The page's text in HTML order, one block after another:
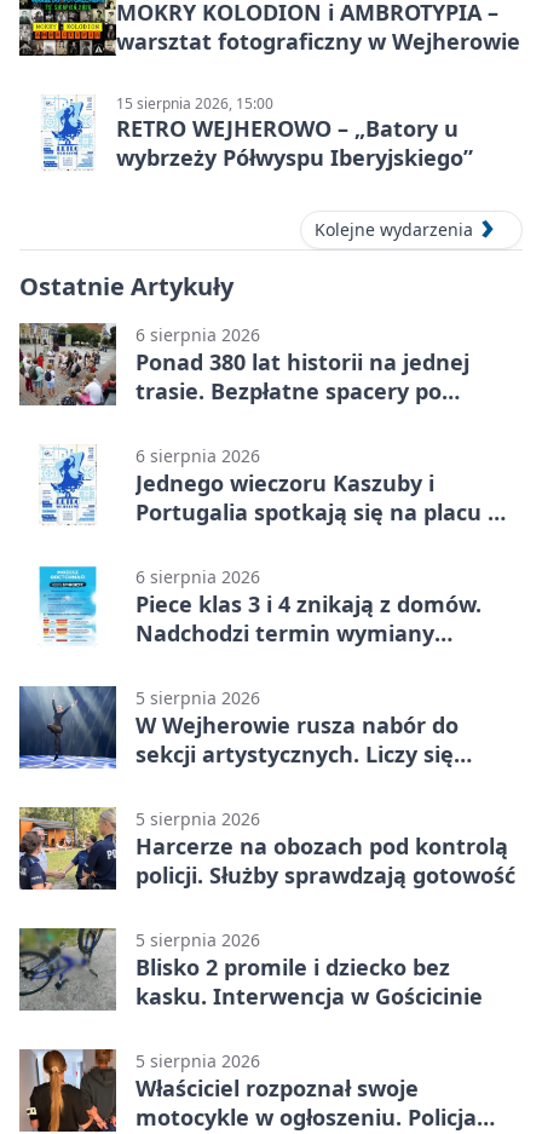
MOKRY KOLODION i AMBROTYPIA –
warsztat fotograficzny w Wejherowie
15 sierpnia 2026, 15:00
RETRO WEJHEROWO – „Batory u
wybrzeży Półwyspu Iberyjskiego”
Kolejne wydarzenia
Ostatnie Artykuły
6 sierpnia 2026
Ponad 380 lat historii na jednej
trasie. Bezpłatne spacery po
6 sierpnia 2026
Jednego wieczoru Kaszuby i
Portugalia spotkają się na placu w
6 sierpnia 2026
Piece klas 3 i 4 znikają z domów.
Nadchodzi termin wymiany
5 sierpnia 2026
W Wejherowie rusza nabór do
sekcji artystycznych. Liczy się
5 sierpnia 2026
Harcerze na obozach pod kontrolą
policji. Służby sprawdzają gotowość
5 sierpnia 2026
Blisko 2 promile i dziecko bez
kasku. Interwencja w Gościcinie
5 sierpnia 2026
Właściciel rozpoznał swoje
motocykle w ogłoszeniu. Policja